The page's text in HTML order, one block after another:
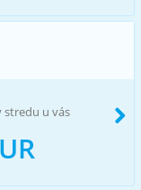
stredu u vás